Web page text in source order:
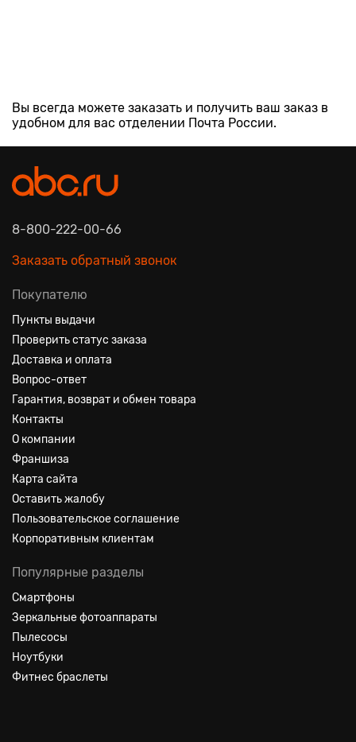
Вы всегда можете заказать и получить ваш заказ в
удобном для вас отделении Почта России.
8-800-222-00-66
Заказать обратный звонок
Покупателю
Пункты выдачи
Проверить статус заказа
Доставка и оплата
Вопрос-ответ
Гарантия, возврат и обмен товара
Контакты
О компании
Франшиза
Карта сайта
Оставить жалобу
Пользовательское соглашение
Корпоративным клиентам
Популярные разделы
Смартфоны
Зеркальные фотоаппараты
Пылесосы
Ноутбуки
Фитнес браслеты